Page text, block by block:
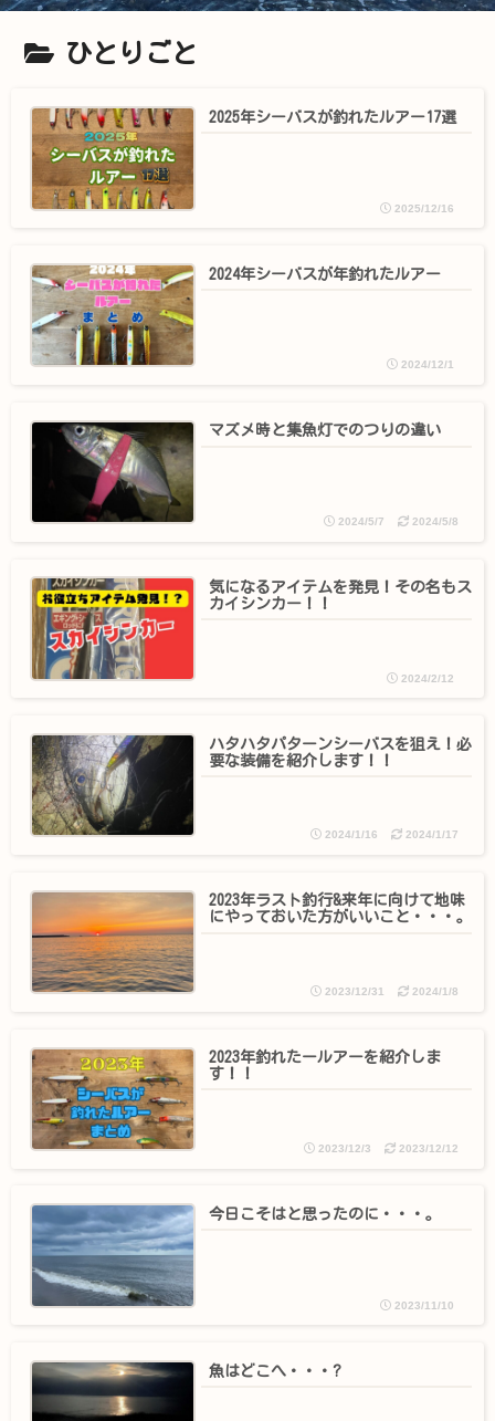
ひとりごと
2025年シーバスが釣れたルアー17選
2025/12/16
2024年シーバスが年釣れたルアー
2024/12/1
マズメ時と集魚灯でのつりの違い
2024/5/7 2024/5/8
気になるアイテムを発見！その名もス
カイシンカー！！
2024/2/12
ハタハタパターンシーバスを狙え！必
要な装備を紹介します！！
2024/1/16 2024/1/17
2023年ラスト釣行&来年に向けて地味
にやっておいた方がいいこと・・・。
2023/12/31 2024/1/8
2023年釣れたールアーを紹介しま
す！！
2023/12/3 2023/12/12
今日こそはと思ったのに・・・。
2023/11/10
魚はどこへ・・・?